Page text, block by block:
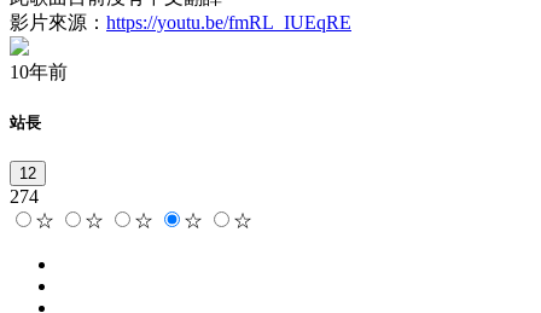
影片來源： https://youtu.be/fmRL_IUEqRE
10年前
站長
12
274
☆
☆ ☆ ☆ ☆